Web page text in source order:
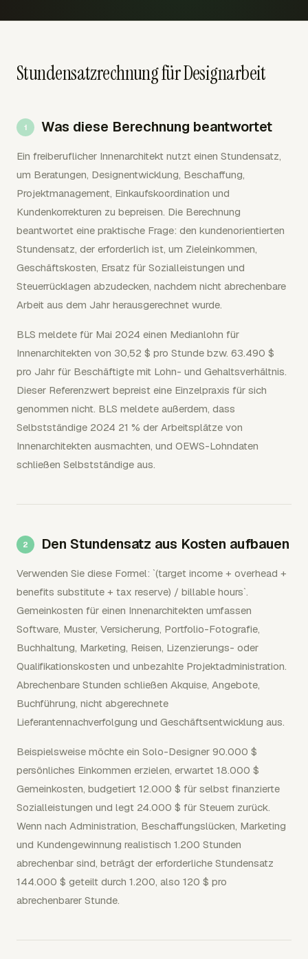
Stundensatzrechnung für Designarbeit
Was diese Berechnung beantwortet
Ein freiberuflicher Innenarchitekt nutzt einen Stundensatz,
um Beratungen, Designentwicklung, Beschaffung,
Projektmanagement, Einkaufskoordination und
Kundenkorrekturen zu bepreisen. Die Berechnung
beantwortet eine praktische Frage: den kundenorientierten
Stundensatz, der erforderlich ist, um Zieleinkommen,
Geschäftskosten, Ersatz für Sozialleistungen und
Steuerrücklagen abzudecken, nachdem nicht abrechenbare
Arbeit aus dem Jahr herausgerechnet wurde.
BLS meldete für Mai 2024 einen Medianlohn für
Innenarchitekten von 30,52 $ pro Stunde bzw. 63.490 $
pro Jahr für Beschäftigte mit Lohn- und Gehaltsverhältnis.
Dieser Referenzwert bepreist eine Einzelpraxis für sich
genommen nicht. BLS meldete außerdem, dass
Selbstständige 2024 21 % der Arbeitsplätze von
Innenarchitekten ausmachten, und OEWS-Lohndaten
schließen Selbstständige aus.
Den Stundensatz aus Kosten aufbauen
Verwenden Sie diese Formel: `(target income + overhead +
benefits substitute + tax reserve) / billable hours`.
Gemeinkosten für einen Innenarchitekten umfassen
Software, Muster, Versicherung, Portfolio-Fotografie,
Buchhaltung, Marketing, Reisen, Lizenzierungs- oder
Qualifikationskosten und unbezahlte Projektadministration.
Abrechenbare Stunden schließen Akquise, Angebote,
Buchführung, nicht abgerechnete
Lieferantennachverfolgung und Geschäftsentwicklung aus.
Beispielsweise möchte ein Solo-Designer 90.000 $
persönliches Einkommen erzielen, erwartet 18.000 $
Gemeinkosten, budgetiert 12.000 $ für selbst finanzierte
Sozialleistungen und legt 24.000 $ für Steuern zurück.
Wenn nach Administration, Beschaffungslücken, Marketing
und Kundengewinnung realistisch 1.200 Stunden
abrechenbar sind, beträgt der erforderliche Stundensatz
144.000 $ geteilt durch 1.200, also 120 $ pro
abrechenbarer Stunde.